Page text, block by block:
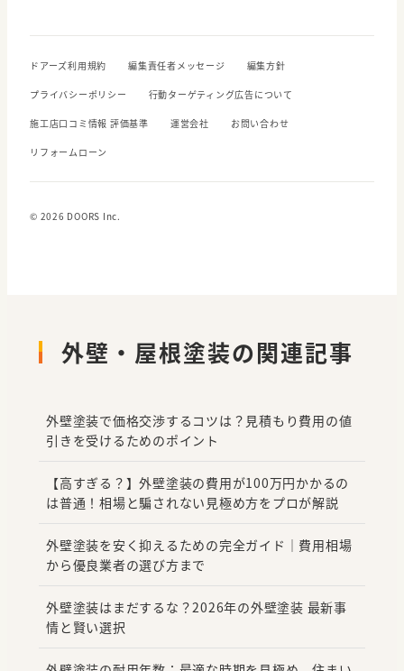
ドアーズ利用規約 編集責任者メッセージ 編集方針
プライバシーポリシー 行動ターゲティング広告について
施工店口コミ情報 評価基準 運営会社 お問い合わせ
リフォームローン
© 2026 DOORS Inc.
外壁・屋根塗装の関連記事
外壁塗装で価格交渉するコツは？見積もり費用の値
引きを受けるためのポイント
【高すぎる？】外壁塗装の費用が100万円かかるの
は普通！相場と騙されない見極め方をプロが解説
外壁塗装を安く抑えるための完全ガイド｜費用相場
から優良業者の選び方まで
外壁塗装はまだするな？2026年の外壁塗装 最新事
情と賢い選択